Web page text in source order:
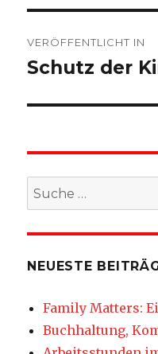
VERÖFFENTLICHT IN
Schutz der
Suche
nach:
NEUESTE
Family Matters:
Buchhaltung,